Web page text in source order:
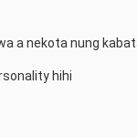
a nekota nung
hihi